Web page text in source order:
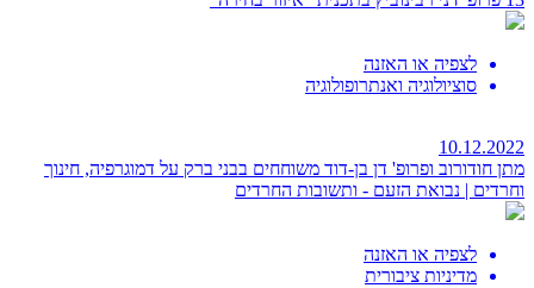
לצפיה או האזנה
סוציולוגיה ואנתרופולוגיה
10.12.2022
מתן חודורוב ופרופ' דן בן-דוד משוחחים בבני ברק על דמוגרפיה, חינוך
וחרדים | נבואת הזעם - ותשובות החרדים
לצפיה או האזנה
מדיניות ציבורית